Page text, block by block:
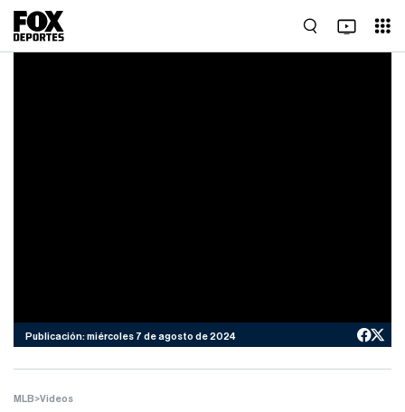
Publicación: miércoles 7 de agosto de 2024
MLB>Videos